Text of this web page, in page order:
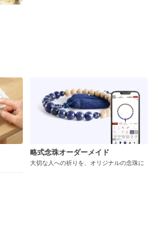
略式念珠オーダーメイド
大切な人への祈りを、オリジナルの念珠に